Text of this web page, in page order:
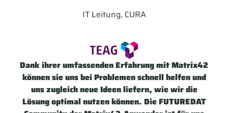
IT Leitung, CURA
Dank ihrer umfassenden Erfahrung mit Matrix42
können sie uns bei Problemen schnell helfen und
uns zugleich neue Ideen liefern, wie wir die
Lösung optimal nutzen können. Die FUTUREDAT